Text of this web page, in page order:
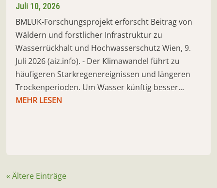
Juli 10, 2026
BMLUK-Forschungsprojekt erforscht Beitrag von
Wäldern und forstlicher Infrastruktur zu
Wasserrückhalt und Hochwasserschutz Wien, 9.
Juli 2026 (aiz.info). - Der Klimawandel führt zu
häufigeren Starkregenereignissen und längeren
Trockenperioden. Um Wasser künftig besser...
MEHR LESEN
« Ältere Einträge